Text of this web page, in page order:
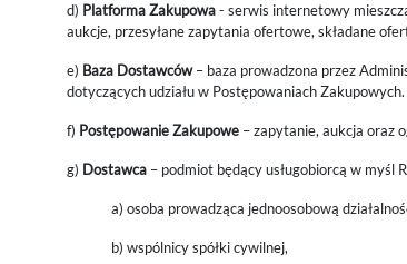
d) Platforma Zakupowa- serwis internetowy
aukcje, przesyłane zapytania ofertowe, składane
e) Baza Dostawców– baza prowadzona przez
dotyczących udziału w Postępowaniach Zakupowych.
f) Postępowanie Zakupowe – zapytanie, aukcja oraz
g) Dostawca – podmiot będący usługobiorcą w myśl
a) osoba prowadząca jednoosobową
b) wspólnicy spółki cywilnej,